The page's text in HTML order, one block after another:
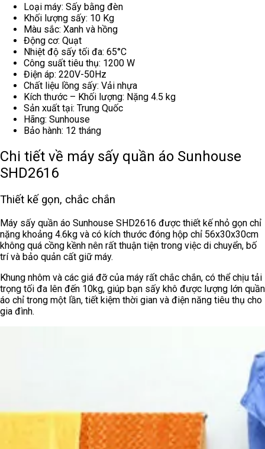
Loại máy: Sấy bằng đèn
Khối lượng sấy: 10 Kg
Màu sắc: Xanh và hồng
Động cơ: Quạt
Nhiệt độ sấy tối đa: 65°C
Công suất tiêu thụ: 1200 W
Điện áp: 220V-50Hz
Chất liệu lồng sấy: Vải nhựa
Kích thước – Khối lượng: Nặng 4.5 kg
Sản xuất tại: Trung Quốc
Hãng: Sunhouse
Bảo hành: 12 tháng
Chi tiết về máy sấy quần áo Sunhouse
SHD2616
Thiết kế gọn, chắc chắn
Máy sấy quần áo Sunhouse SHD2616 được thiết kế nhỏ gọn chỉ
nặng khoảng 4.6kg và có kích thước đóng hộp chỉ 56x30x30cm
không quá cồng kềnh nên rất thuận tiện trong việc di chuyển, bố
trí và bảo quản cất giữ máy.
Khung nhôm và các giá đỡ của máy rất chắc chắn, có thể chịu tải
trọng tối đa lên đến 10kg, giúp bạn sấy khô được lượng lớn quần
áo chỉ trong một lần, tiết kiệm thời gian và điện năng tiêu thụ cho
gia đình.